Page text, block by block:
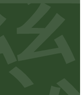
im